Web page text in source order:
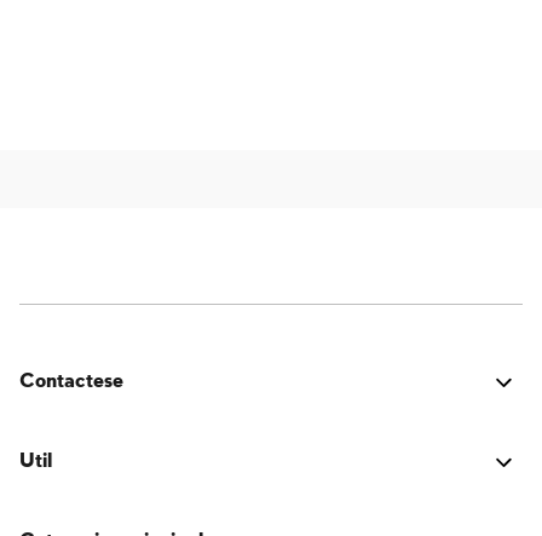
Contactese
una idea para mejorar? ¡Nos encantaría saber de ti!
Util